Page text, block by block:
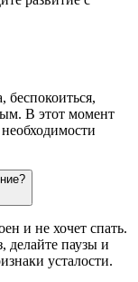
беспокоиться,
В этот момент
и не хочет спать.
делайте паузы и
усталости.